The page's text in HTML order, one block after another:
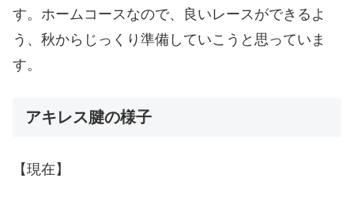
す。ホームコースなので、良いレースができるよ
う、秋からじっくり準備していこうと思っていま
す。
アキレス腱の様子
【現在】